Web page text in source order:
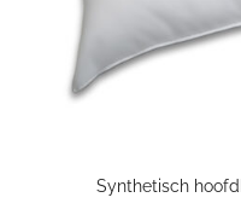
Synthetisch